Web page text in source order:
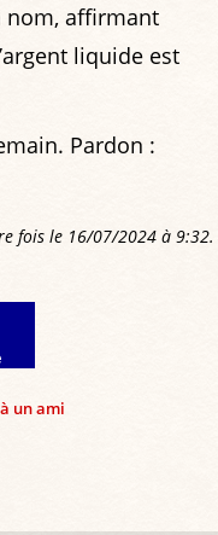
nom, affirmant
liquide est
Pardon :
fois le 16/07/2024 à 9:32.
un ami